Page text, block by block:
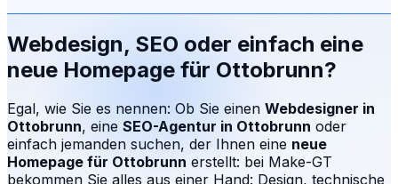
Webdesign, SEO oder einfach eine
neue Homepage für Ottobrunn?
Egal, wie Sie es nennen: Ob Sie einen Webdesigner in
Ottobrunn, eine SEO-Agentur in Ottobrunn oder
einfach jemanden suchen, der Ihnen eine neue
Homepage für Ottobrunn erstellt: bei Make-GT
bekommen Sie alles aus einer Hand: Design, technische